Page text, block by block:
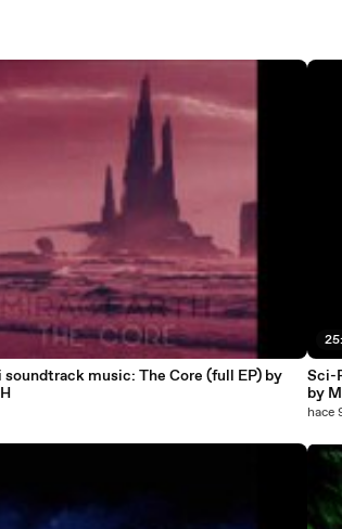
music: The Core (full EP) by
Sci-
by
hace